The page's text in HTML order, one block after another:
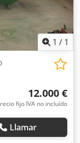
1 / 1
12.000 €
fijo IVA no incluído
Llamar